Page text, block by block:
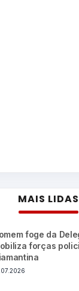
MAIS LIDAS
foge da
forças